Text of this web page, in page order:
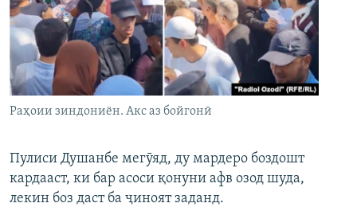
Раҳоии зиндониён. Акс аз бойгонӣ
Пулиси Душанбе мегӯяд, ду мардеро боздошт
кардааст, ки бар асоси қонуни афв озод шуда,
лекин боз даст ба ҷиноят заданд.